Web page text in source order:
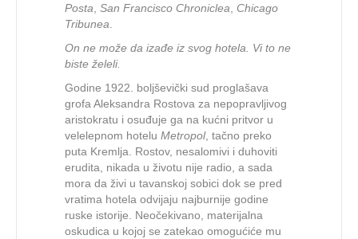
Posta San Francisco Chroniclea
Chicago
Tribunea
On ne može da izađe iz svog hotela. Vi to ne
biste želeli.
Godine 1922. boljševički sud proglašava
grofa Aleksandra Rostova za nepopravljivog
aristokratu i osuđuje ga na kućni pritvor u
velelepnom hotelu Metropol, tačno preko
puta Kremlja. Rostov, nesalomivi i duhoviti
erudita, nikada u životu nije radio, a sada
mora da živi u tavanskoj sobici dok se pred
vratima hotela odvijaju najburnije godine
ruske istorije. Neočekivano, materijalna
oskudica u kojoj se zatekao omogućiće mu